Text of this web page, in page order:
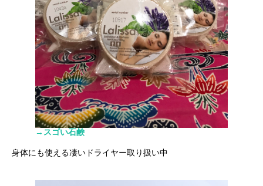
→スゴい石鹸
身体にも使える凄いドライヤー取り扱い中